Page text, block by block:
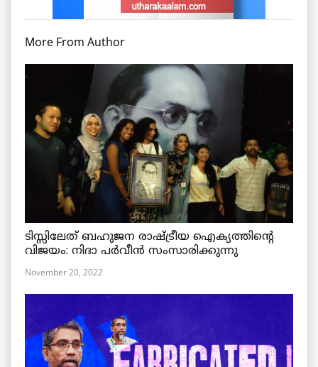
More From Author
ടിസ്സിലേത് ബഹുജന രാഷ്ട്രീയ ഐക്യത്തിന്റെ
വിജയം: നിദാ പർവീൻ സംസാരിക്കുന്നു
November 20, 2022